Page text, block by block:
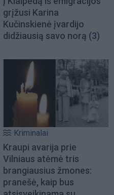
grįžusi Karina
Kučinskienė įvardijo
didžiausią savo norą (3)
Kriminalai
Kraupi avarija prie
Vilniaus atėmė tris
brangiausius žmones:
pranešė, kaip bus